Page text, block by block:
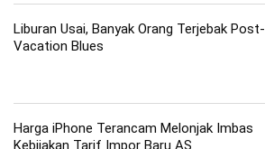
Liburan Usai, Banyak Orang Terjebak Post-
Vacation Blues
Harga iPhone Terancam Melonjak Imbas
Kebijakan Tarif Impor Baru AS